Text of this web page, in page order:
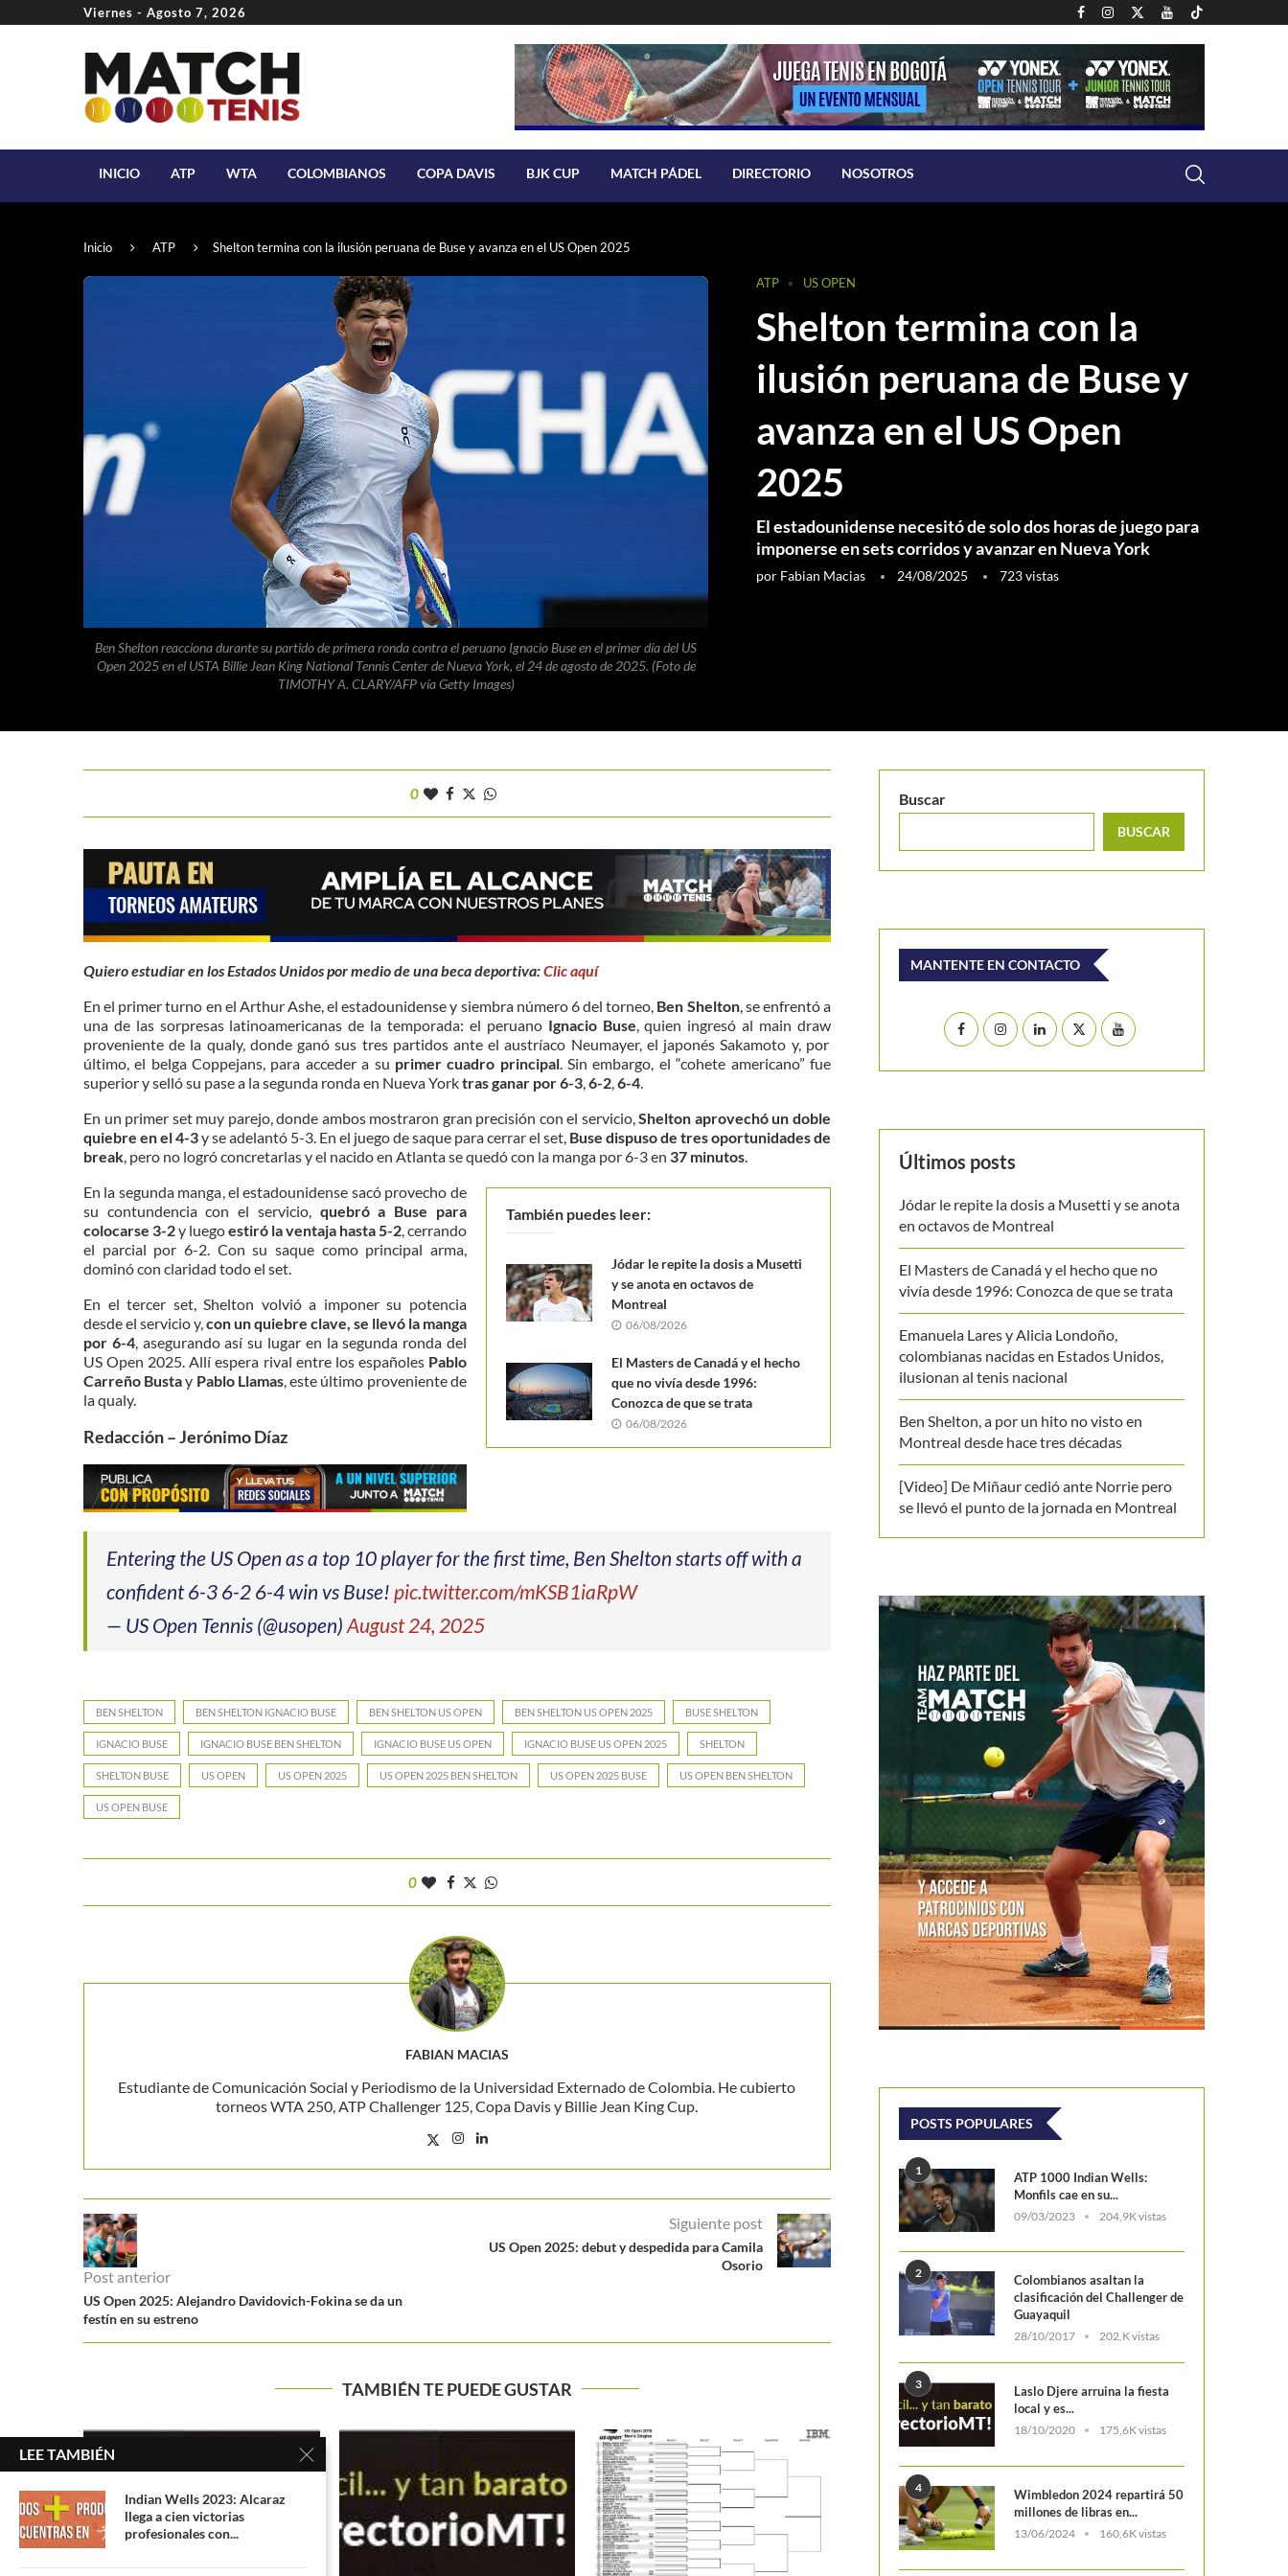
Viernes - Agosto 7, 2026
INICIO ATP WTA COLOMBIANOS COPA DAVIS BJK CUP MATCH PÁDEL DIRECTORIO NOSOTROS
Inicio ATP Shelton termina con la ilusión peruana de Buse y avanza en el US Open 2025
ATP US OPEN
Shelton termina con la
ilusión peruana de Buse y
avanza en el US Open
2025
El estadounidense necesitó de solo dos horas de juego para
imponerse en sets corridos y avanzar en Nueva York
por Fabian Macias 24/08/2025 723vistas
Ben Shelton reacciona durante su partido de primera ronda contra el peruano Ignacio Buse en el primer día del US
Open 2025 en el USTA Billie Jean King National Tennis Center de Nueva York, el 24 de agosto de 2025. (Foto de
TIMOTHY A. CLARY/AFP vía Getty Images)
0
Quiero estudiar en los Estados Unidos por medio de una beca deportiva:Clic aquí
En el primer turno en el Arthur Ashe, el estadounidense y siembra número 6 del torneo, Ben Shelton, se enfrentó a
una de las sorpresas latinoamericanas de la temporada: el peruano Ignacio Buse, quien ingresó al main draw
proveniente de la qualy, donde ganó sus tres partidos ante el austríaco Neumayer, el japonés Sakamoto y, por
último, el belga Coppejans, para acceder a su primer cuadro principal. Sin embargo, el “cohete americano” fue
superior y selló su pase a la segunda ronda en Nueva Yorktras ganar por 6-3,6-2,6-4.
En un primer set muy parejo, donde ambos mostraron gran precisión con el servicio,Shelton aprovechó un doble
quiebre en el 4-3y se adelantó 5-3. En el juego de saque para cerrar el set, Buse dispuso de tres oportunidades de
break, pero no logró concretarlas y el nacido en Atlanta se quedó con la manga por 6-3 en 37 minutos.
También puedes leer:
Jódar le repite la dosis a Musetti
y se anota en octavos de
Montreal
06/08/2026
El Masters de Canadá y el hecho
que no vivía desde 1996:
Conozca de que se trata
06/08/2026
En la segunda manga, el estadounidense sacó provecho de
su contundencia con el servicio, quebró a Buse para
colocarse 3-2y luegoestiró la ventaja hasta 5-2, cerrando
el parcial por 6-2. Con su saque como principal arma,
dominó con claridad todo el set.
En eltercer set, Shelton volvió a imponer su potencia
desde el servicio y,con un quiebre clave, se llevó la manga
por 6-4, asegurando así su lugar en la segunda ronda del
US Open 2025. Allí espera rival entre los españoles Pablo
Carreño Bustay Pablo Llamas, este último proveniente de
la qualy.
Redacción – Jerónimo Díaz
Entering the US Open as a top 10 player for the first time, Ben Shelton starts off with a
confident 6-3 6-2 6-4 win vs Buse! pic.twitter.com/mKSB1iaRpW
— US Open Tennis (@usopen) August 24, 2025
BEN SHELTON BEN SHELTON IGNACIO BUSE BEN SHELTON US OPEN BEN SHELTON US OPEN 2025 BUSE SHELTON
IGNACIO BUSE IGNACIO BUSE BEN SHELTON IGNACIO BUSE US OPEN IGNACIO BUSE US OPEN 2025 SHELTON
SHELTON BUSE US OPEN US OPEN 2025 US OPEN 2025 BEN SHELTON US OPEN 2025 BUSE US OPEN BEN SHELTON
US OPEN BUSE
0
FABIAN MACIAS
Estudiante de Comunicación Social y Periodismo de la Universidad Externado de Colombia. He cubierto
torneos WTA 250, ATP Challenger 125, Copa Davis y Billie Jean King Cup.
Post anterior
US Open 2025: Alejandro Davidovich-Fokina se da un
festín en su estreno
Siguiente post
US Open 2025: debut y despedida para Camila
Osorio
TAMBIÉN TE PUEDE GUSTAR
Buscar
BUSCAR
MANTENTE EN CONTACTO
Últimos posts
Jódar le repite la dosis a Musetti y se anota
en octavos de Montreal
El Masters de Canadá y el hecho que no
vivía desde 1996: Conozca de que se trata
Emanuela Lares y Alicia Londoño,
colombianas nacidas en Estados Unidos,
ilusionan al tenis nacional
Ben Shelton, a por un hito no visto en
Montreal desde hace tres décadas
[Video] De Miñaur cedió ante Norrie pero
se llevó el punto de la jornada en Montreal
POSTS POPULARES
1
ATP 1000 Indian Wells:
Monfils cae en su...
09/03/2023 204,9K vistas
2
Colombianos asaltan la
clasificación del Challenger de
Guayaquil
28/10/2017 202,K vistas
3
Laslo Djere arruina la fiesta
local y es...
18/10/2020 175,6K vistas
4
Wimbledon 2024 repartirá 50
millones de libras en...
13/06/2024 160,6K vistas
LEE TAMBIÉN
Indian Wells 2023: Alcaraz
llega a cien victorias
profesionales con...